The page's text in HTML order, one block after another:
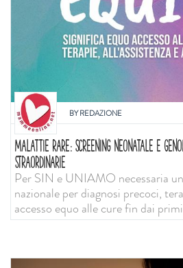
BYREDAZIONE
MALATTIE RARE: SCREENING NEONATALE E
STRAORDINARIE
Per SIN e UNIAMO necessaria
nazionale per diagnosi precoci,
accesso equo alle cure fin dai